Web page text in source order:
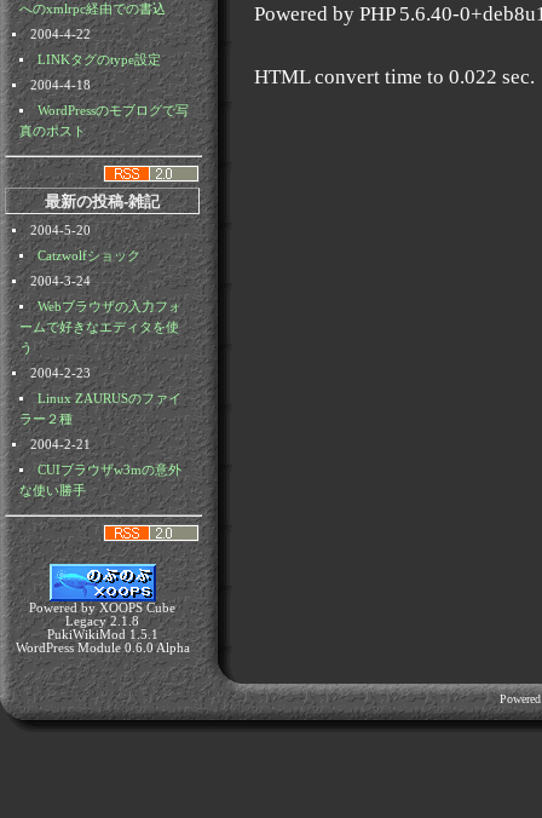
へのxmlrpc経由での書込
2004-4-22
LINKタグのtype設定
2004-4-18
WordPressのモブログで写
真のポスト
最新の投稿-雑記
2004-5-20
Catzwolfショック
2004-3-24
Webブラウザの入力フォ
ームで好きなエディタを使
う
2004-2-23
Linux ZAURUSのファイ
ラー２種
2004-2-21
CUIブラウザw3mの意外
な使い勝手
Powered by XOOPS Cube
Legacy 2.1.8
PukiWikiMod 1.5.1
WordPress Module 0.6.0 Alpha
Powered by PHP 5.6.40-
HTML convert time to 0.022 sec.